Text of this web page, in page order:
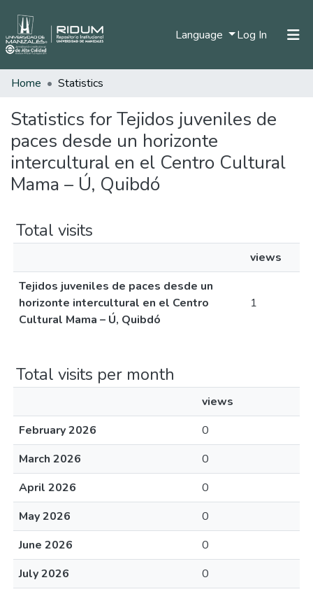
Language Log In (current)
Communities & Collections
Home Statistics
Statistics for Tejidos juveniles de
paces desde un horizonte
intercultural en el Centro Cultural
Mama – Ú, Quibdó
Total visits
views
Tejidos juveniles de paces desde un
horizonte intercultural en el Centro
Cultural Mama – Ú, Quibdó
1
Total visits per month
views
February 2026
0
March 2026
0
April 2026
0
May 2026
0
June 2026
0
July 2026
0